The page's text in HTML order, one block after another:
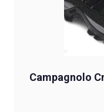
Campagnolo